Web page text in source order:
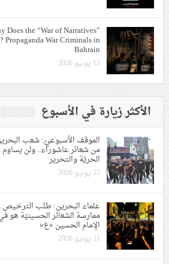
the “War of Narratives”
Propaganda War Criminals in
Bahrain
15 يونيو 2026
الأكثر زيارة في الأسبوع
الموقف الأسبوعيّ: شعب
من شعائر عاشوراء.. ولن
الحريّة والتحرير
22 يونيو 2026
علماء البحرين: طلب الترخيص
ممارسة الشعائر الحسينيّة هو
الإمام الحسين «ع»
21 يونيو 2026